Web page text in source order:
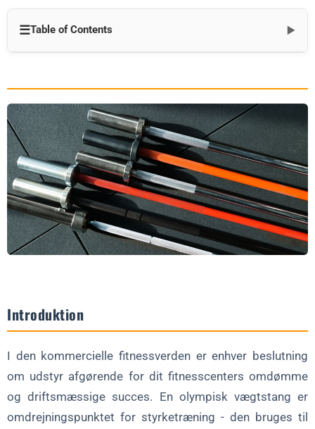
☰Table of Contents ▼
Den tekniske fordel ved en olympisk vægtstang af høj kvalitet
1. Ekstraordinær holdbarhed under belastning
2. Præcisionsteknik til olympiske lifte
3. Sikkerhed gennem strukturel integritet
Strategiske forretningsfordele
4. Magnet til dedikerede løftere
Definition af kvalitet: Materialer og håndværk
2. Konstrueret præcision
3. Validering af ydeevne
Maksimering af din investering
Introduktion
I den kommercielle fitnessverden er enhver beslutning
om udstyr afgørende for dit fitnesscenters omdømme
og driftsmæssige succes. En olympisk vægtstang er
omdrejningspunktet for styrketræning - den bruges til